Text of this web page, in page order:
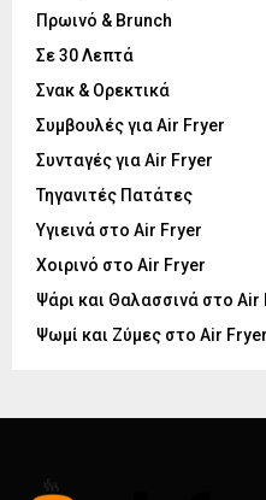
Πρωινό & Brunch
Σε 30 Λεπτά
Σνακ & Ορεκτικά
Συμβουλές για Air Fryer
Συνταγές για Air Fryer
Τηγανιτές Πατάτες
Υγιεινά στο Air Fryer
Χοιρινό στο Air Fryer
Ψάρι και Θαλασσινά στο Air
Ψωμί και Ζύμες στο Air Fryer